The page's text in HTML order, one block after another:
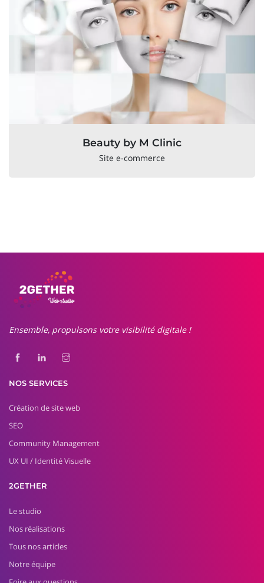
Beauty by M Clinic
Site e-commerce
Ensemble, propulsons votre visibilité digitale !
NOS SERVICES
Création de site web
SEO
Community Management
UX UI / Identité Visuelle
2GETHER
Le studio
Nos réalisations
Tous nos articles
Notre équipe